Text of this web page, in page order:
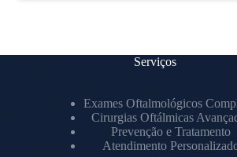
Serviços
Exames Oftalmológicos
Cirurgias Oftálmicas
Prevenção e Tratamento
Atendimento